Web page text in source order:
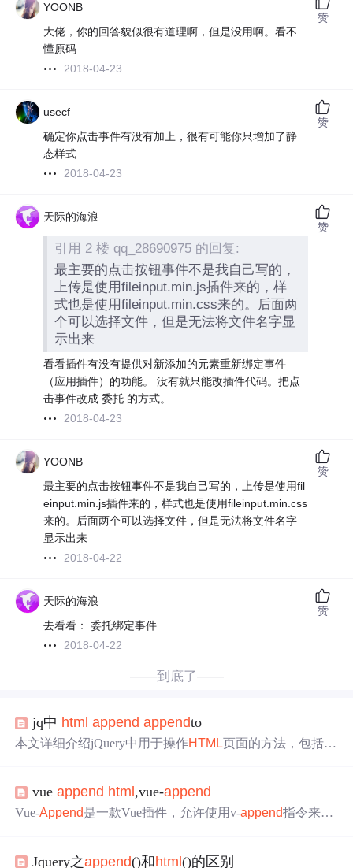
YOONB
大佬，你的回答貌似很有道理啊，但是没用啊。看不
懂原码
2018-04-23
赞
usecf
确定你点击事件有没有加上，很有可能你只增加了静
态样式
2018-04-23
赞
天际的海浪
引用 2 楼 qq_28690975 的回复:
最主要的点击按钮事件不是我自己写的，
上传是使用fileinput.min.js插件来的，样
式也是使用fileinput.min.css来的。后面两
个可以选择文件，但是无法将文件名字显
示出来
看看插件有没有提供对新添加的元素重新绑定事件
（应用插件）的功能。 没有就只能改插件代码。把点
击事件改成 委托 的方式。
2018-04-23
赞
YOONB
最主要的点击按钮事件不是我自己写的，上传是使用fil
einput.min.js插件来的，样式也是使用fileinput.min.css
来的。后面两个可以选择文件，但是无法将文件名字
显示出来
2018-04-22
赞
天际的海浪
去看看： 委托绑定事件
2018-04-22
赞
——到底了——
jq中 html append appendto
本文详细介绍jQuery中用于操作HTML页面的方法，包括ht
实例展示它们如何改变网页结构。
vueappend html ,vue-append
Vue-Append是一款Vue插件，允许使用v-append指令来动
和示例代码，展示了如何在Vue应用中利用此插件实现动
Jquery之append()和html()的区别